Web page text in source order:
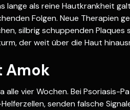
lange als reine Hautkrankheit
Folgen. Neue Therapien
silbrig schuppenden
der weit über die Haut
Amok
vier Wochen. Bei Psoriasis-
senden falsche